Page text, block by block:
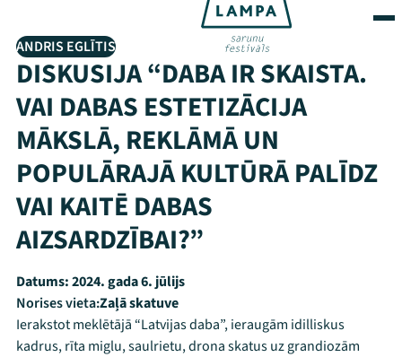
ANDRIS EGLĪTIS
DISKUSIJA “DABA IR SKAISTA.
VAI DABAS ESTETIZĀCIJA
MĀKSLĀ, REKLĀMĀ UN
POPULĀRAJĀ KULTŪRĀ PALĪDZ
VAI KAITĒ DABAS
AIZSARDZĪBAI?”
Datums:2024. gada 6. jūlijs
Norises vieta:Zaļā skatuve
Ierakstot meklētājā “Latvijas daba”, ieraugām idilliskus
kadrus, rīta miglu, saulrietu, drona skatus uz grandiozām